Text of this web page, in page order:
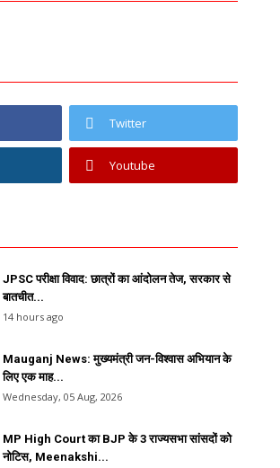
Twitter
Youtube
JPSC परीक्षा विवाद: छात्रों का आंदोलन तेज, सरकार से
बातचीत...
14 hours ago
Mauganj News: मुख्यमंत्री जन-विश्वास अभियान के
लिए एक माह...
Wednesday, 05 Aug, 2026
MP High Court का BJP के 3 राज्यसभा सांसदों को
नोटिस, Meenakshi...